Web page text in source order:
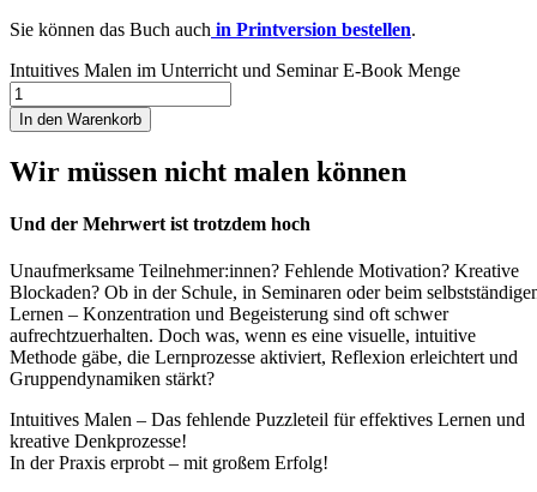
Sie können das Buch auch in Printversion bestellen.
Intuitives Malen im Unterricht und Seminar E-Book Menge
In den Warenkorb
Wir müssen nicht malen können
Und der Mehrwert ist trotzdem hoch
Unaufmerksame Teilnehmer:innen? Fehlende Motivation? Kreative
Blockaden? Ob in der Schule, in Seminaren oder beim
Lernen – Konzentration und Begeisterung sind oft schwer
aufrechtzuerhalten. Doch was, wenn es eine visuelle, intuitive
Methode gäbe, die Lernprozesse aktiviert, Reflexion erleichtert und
Gruppendynamiken stärkt?
Intuitives Malen – Das fehlende Puzzleteil für effektives Lernen und
kreative Denkprozesse!
In der Praxis erprobt – mit großem Erfolg!